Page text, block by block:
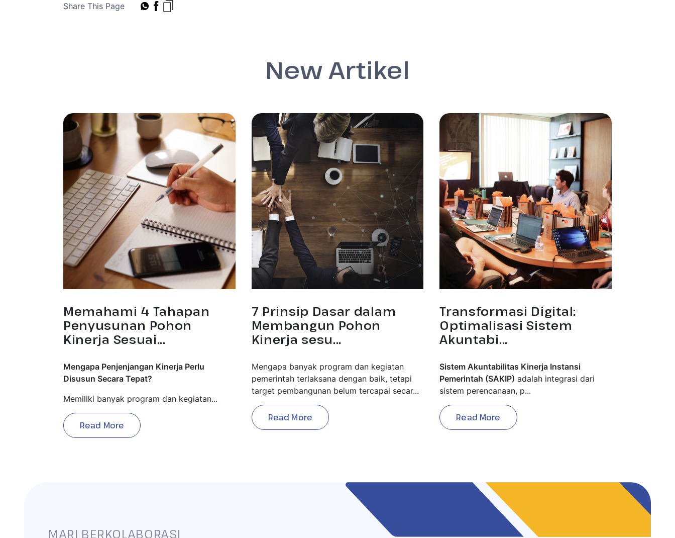
Share This Page
New Artikel
Memahami 4 Tahapan
Penyusunan Pohon
Kinerja Sesuai...
Mengapa Penjenjangan Kinerja Perlu
Disusun Secara Tepat?
Memiliki banyak program dan kegiatan...
Read More
7 Prinsip Dasar dalam
Membangun Pohon
Kinerja sesu...
Mengapa banyak program dan kegiatan
pemerintah terlaksana dengan baik, tetapi
target pembangunan belum tercapai secar...
Read More
Transformasi Digital:
Optimalisasi Sistem
Akuntabi...
Sistem Akuntabilitas Kinerja Instansi
Pemerintah (SAKIP) adalah integrasi dari
sistem perencanaan, p...
Read More
MARI BERKOLABORASI